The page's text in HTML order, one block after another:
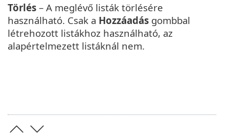
Törlés – A meglévő listák törlésére
használható. Csak a Hozzáadás gombbal
létrehozott listákhoz használható, az
alapértelmezett listáknál nem.